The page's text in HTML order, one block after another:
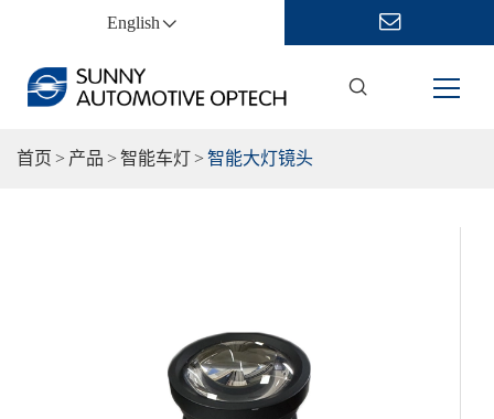
English
首页 产品 智能车灯 智能大灯镜头